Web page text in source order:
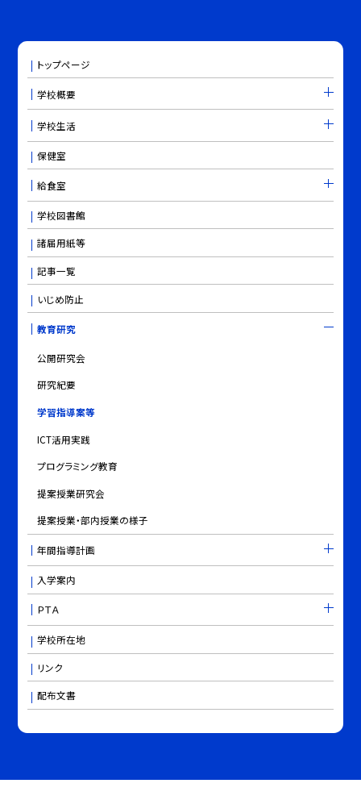
トップページ
学校概要
学校生活
保健室
給食室
学校図書館
諸届用紙等
記事一覧
いじめ防止
教育研究
公開研究会
研究紀要
学習指導案等
ICT活用実践
プログラミング教育
提案授業研究会
提案授業・部内授業の様子
年間指導計画
入学案内
ＰＴＡ
学校所在地
リンク
配布文書